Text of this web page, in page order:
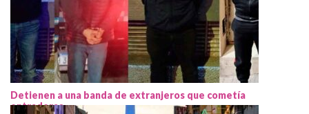
Detienen a una banda de extranjeros que cometía
entraderas